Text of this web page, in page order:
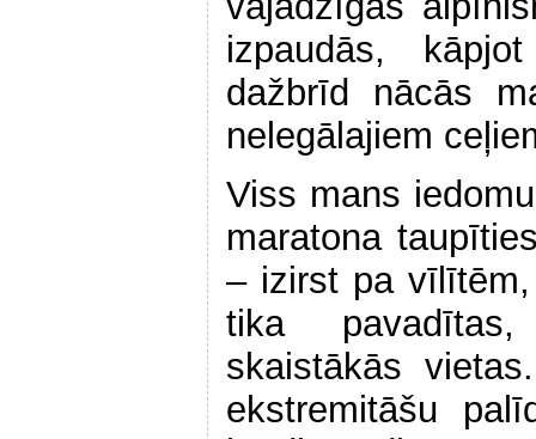
izpaudās,
dažbrīd nācās
nelegālajiem
Viss mans
maratona
– izirst pa
tika
skaistākās
ekstremitāšu